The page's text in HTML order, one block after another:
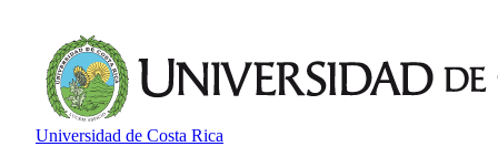
Universidad de Costa Rica